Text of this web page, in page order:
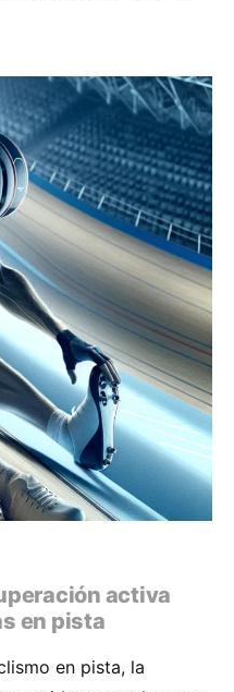
activa
en pista
en pista, la